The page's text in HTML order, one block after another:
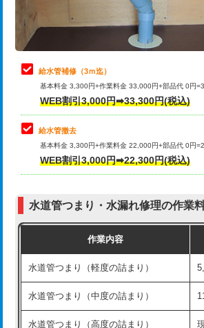
排水管工事（排水管工事/3ｍまで）
排水管工事（追加 排水管工事/3ｍ超
マス交換（土の掘削・埋め戻し作業）
マス交換（深さ50㎝未満）
マス交換（深さ50㎝以上）
コンクリート斫り（厚さ10㎝まで）
モルタル補修（厚さ10㎝超え）
洗面台設置
化粧台設置
止水・漏水調査・防水処理・清掃・修
理・調整・分解・加工など（軽作業）
止水・漏水調査・防水処理・清掃・修
理・調整・分解・加工など（中作業）
止水・漏水調査・防水処理・清掃・修
理・調整・分解・加工など（重作業）
その他部品の脱着
交換・取付（タンク）
式）)
式・ワンホール）)
交換・取付(排水栓・排水トラップ
給水管補修（3ｍ迄）
基本料金 3,300円+作業料金 33,000円+部品代 0円
WEB割引3,000円➡33,300円(税込)
給水管撤去
基本料金 3,300円+作業料金 22,000円+部品代 0円
WEB割引3,000円➡22,300円(税込)
水道管つまり・水漏れ修理の作業
作業内容
水道管つまり（軽度の詰まり）
水道管つまり（中度の詰まり）
水道管つまり（高度の詰まり）